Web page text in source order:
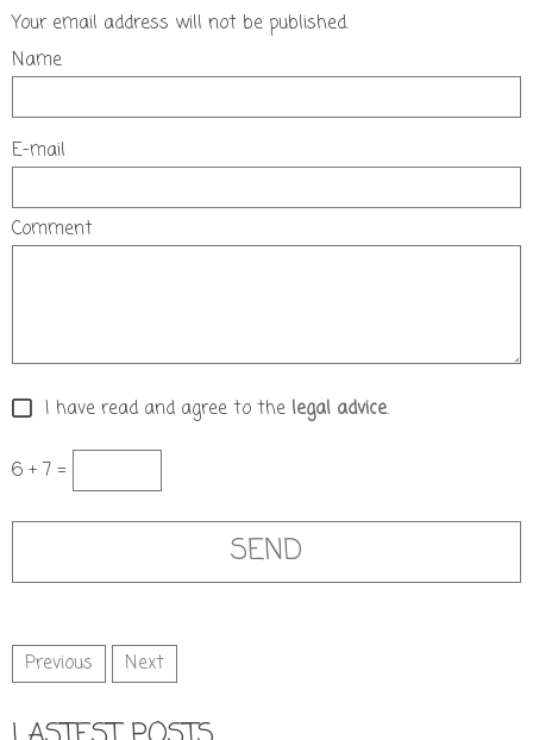
Your email address will not be published.
Name
E-mail
Comment
I have read and agree to the legal advice.
6 + 7 =
Previous Next